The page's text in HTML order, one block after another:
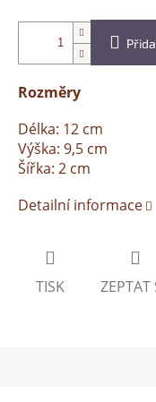
Rozměry
Délka: 12 cm
Výška: 9,5 cm
Šířka: 2 cm
Detailní informace
TISK ZEPTAT